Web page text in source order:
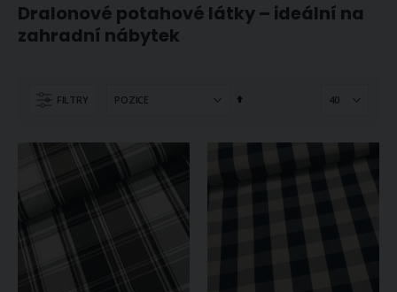
Dralonové potahové látky – ideální na
zahradní nábytek
FILTRY
Nastavit